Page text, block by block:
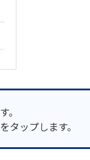
。
タップします。